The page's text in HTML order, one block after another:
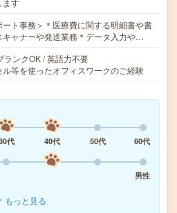
ます
ート事務＞＊医療費に関する明細書や書
キャナーや発送業務＊データ入力や…
ランクOK / 英語力不要
ル等を使ったオフィスワークのご経験
代 40代 50代
60代
男性
もっと見る